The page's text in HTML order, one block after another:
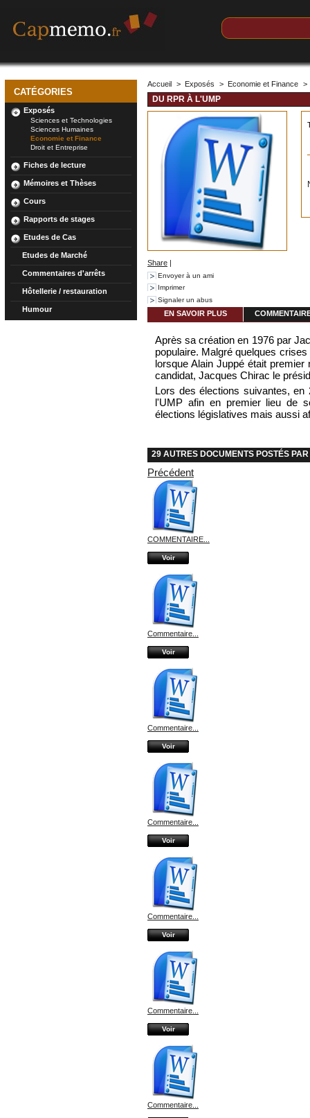
CATÉGORIES
Exposés
Sciences et Technologies
Sciences Humaines
Economie et Finance
Droit et Entreprise
Fiches de lecture
Mémoires et Thèses
Cours
Rapports de stages
Etudes de Cas
Etudes de Marché
Commentaires d'arrêts
Hôtellerie / restauration
Humour
Accueil > Exposés > Economie et Finance >
DU RPR À L'UMP
Share |
Envoyer à un ami
Imprimer
Signaler un abus
EN SAVOIR PLUS
Après sa création en 1976 par
populaire. Malgré quelques
lorsque Alain Juppé était
candidat, Jacques Chirac le
Lors des élections suivantes,
l'UMP afin en premier lieu de
élections législatives mais aussi
29 AUTRES DOCUMENTS POSTÉS
Précédent
COMMENTAIRE...
Voir
Commentaire...
Voir
Commentaire...
Voir
Commentaire...
Voir
Commentaire...
Voir
Commentaire...
Voir
Commentaire...